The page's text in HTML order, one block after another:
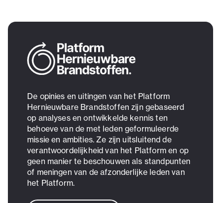
De opinies en uitingen van het Platform
Hernieuwbare Brandstoffen zijn gebaseerd
op analyses en ontwikkelde kennis ten
behoeve van de met leden geformuleerde
missie en ambities. Ze zijn uitsluitend de
verantwoordelijkheid van het Platform en op
geen manier te beschouwen als standpunten
of meningen van de afzonderlijke leden van
het Platform.